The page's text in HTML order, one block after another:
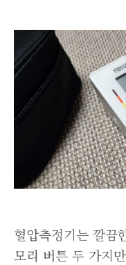
혈압측정기는 깔끔
모리 버튼 두 가지